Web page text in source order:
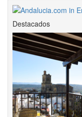
Destacados